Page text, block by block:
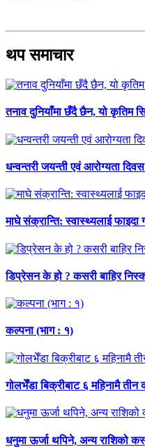
थप समाचार
तनाव दुनियाँमा छँदै छैन, यो कृतिम
धन्वन्तरी जयन्ती एवं आरोग्यता
माघे संक्रान्ति: स्वास्थ्यलाई
डिप्रेसन के हो ? कसरी बाहिर
कल्पना (भाग : १)
गोलभेँडा बिक्रीबाट ६ महिनामै तीन
धनुमा ऊर्जा थपिने, अन्य राशिको